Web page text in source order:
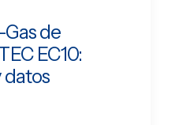
de
EC10:
datos